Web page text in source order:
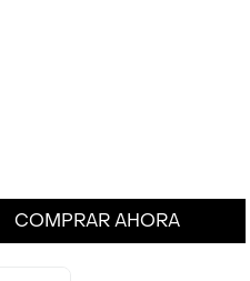
COMPRAR AHORA